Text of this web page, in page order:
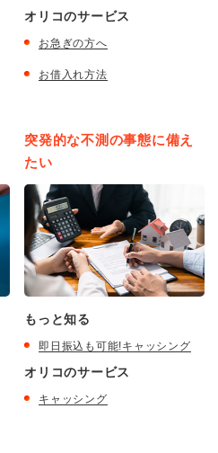
オリコのサービス
お急ぎの方へ
お借入れ方法
突発的な不測の事態に備え
たい
もっと知る
即日振込も可能!キャッシング
オリコのサービス
キャッシング